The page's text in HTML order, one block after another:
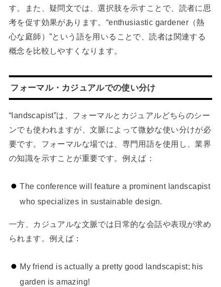
す。また、疑問文では、選択肢を示すことで、読者に思
考を促す効果があります。“enthusiastic gardener（熱
心な庭師）”という語を用いることで、読者は関連する
概念を比較しやすくなります。
フォーマル・カジュアルでの使い分け
“landscapist”は、フォーマルとカジュアルどちらのシー
ンでも使われますが、文脈によって微妙な使い分けが必
要です。フォーマルな場では、専門用語を使用し、業界
の知識を示すことが重要です。例えば：
The conference will feature a prominent landscapist
who specializes in sustainable design.
一方、カジュアルな文脈では日常的な会話や表現が求め
られます。例えば：
My friend is actually a pretty good landscapist; his
garden is amazing!